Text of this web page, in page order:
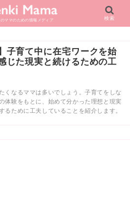
ママのための情報メディア 検索
子育て中に在宅ワークを始
じた現実と続けるための工
くなるママは多いでしょう。子育てをしな
体験をもとに、始めて分かった理想と現実
るために工夫していることを紹介します。